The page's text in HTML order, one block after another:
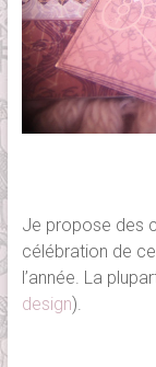
Je propose des
célébration de
l’année. La
design).